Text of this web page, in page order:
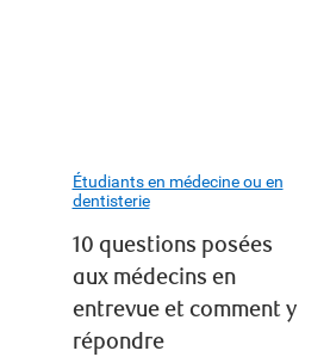
Étudiants en médecine ou en
dentisterie
10 questions posées
aux médecins en
entrevue et comment y
répondre